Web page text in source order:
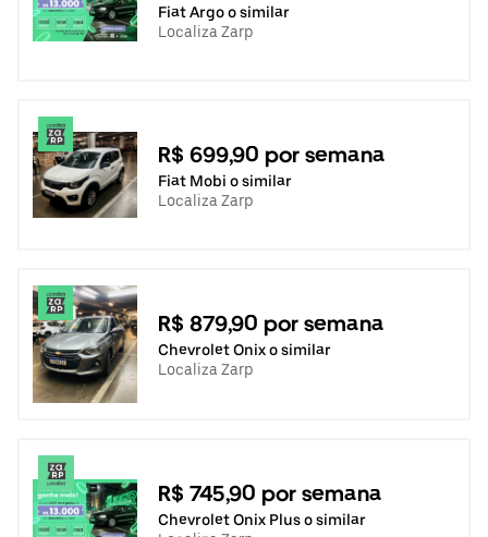
Fiat Argo o similar
Localiza Zarp
R$ 699,90 por semana
Fiat Mobi o similar
Localiza Zarp
R$ 879,90 por semana
Chevrolet Onix o similar
Localiza Zarp
R$ 745,90 por semana
Chevrolet Onix Plus o similar